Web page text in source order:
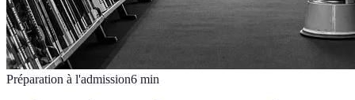
Préparation à l'admission6 min